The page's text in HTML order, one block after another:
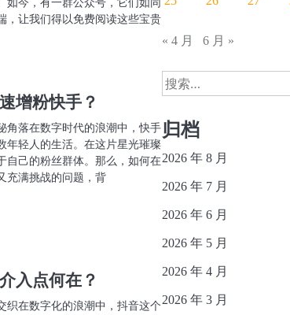
，让我们得以免费阅读这些宝贵
增粉快手？
角落在数字时代的浪潮中，快手
年轻人的生活。在这片星光璀璨
自己的粉丝群体。那么，如何在
充满挑战的问题，背
入点何在？
织在数字化的浪潮中，抖音这个
« 4 月 6 月 »
搜
索：
归档
2026 年 8 月
2026 年 7 月
2026 年 6 月
2026 年 5 月
2026 年 4 月
2026 年 3 月